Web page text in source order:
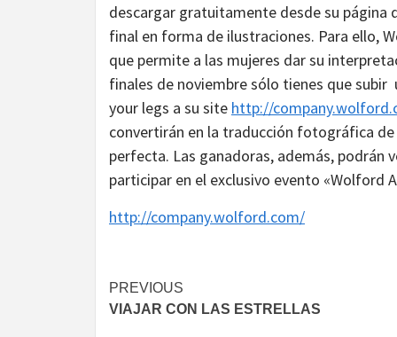
descargar gratuitamente desde su página
final en forma de ilustraciones. Para ello,
que permite a las mujeres dar su
finales de noviembre sólo tienes que
your legs a su site http://
convertirán en la traducción fotográfica
perfecta. Las ganadoras, además, podrán
participar en el exclusivo evento «Wolford
http://company.wolford.com/
Continue
Reading
PREVIOUS
VIAJAR CON LAS ESTRELLAS